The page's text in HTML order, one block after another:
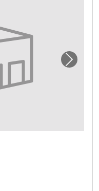
in Munderfing"